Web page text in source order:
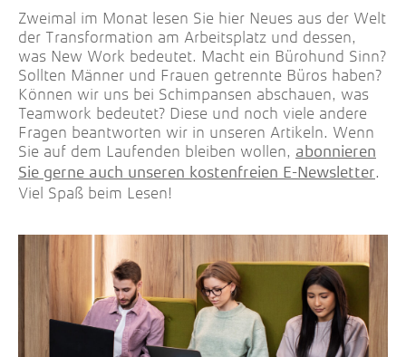
Zweimal im Monat lesen Sie hier Neues aus der Welt
der Transformation am Arbeitsplatz und dessen,
was New Work bedeutet. Macht ein Bürohund Sinn?
Sollten Männer und Frauen getrennte Büros haben?
Können wir uns bei Schimpansen abschauen, was
Teamwork bedeutet? Diese und noch viele andere
Fragen beantworten wir in unseren Artikeln. Wenn
Sie auf dem Laufenden bleiben wollen, abonnieren
Sie gerne auch unseren kostenfreien E-Newsletter.
Viel Spaß beim Lesen!